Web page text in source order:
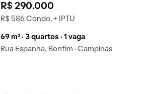
R$ 290.000
R$ 586 Condo. + IPTU
69 m² · 3 quartos · 1 vaga
Rua Espanha, Bonfim · Campinas